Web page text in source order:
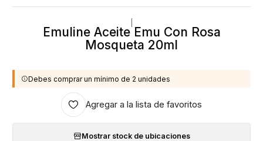
Emuline Aceite Emu Con Rosa
Mosqueta 20ml
Debes comprar un mínimo de 2 unidades
Agregar a la lista de favoritos
Mostrar stock de ubicaciones